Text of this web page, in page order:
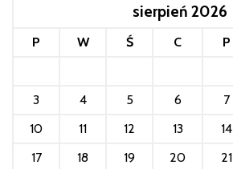
sierpień 2026
P W Ś C P
3
4 5 6 7
10
11 12 13 14
17
18 19 20 21